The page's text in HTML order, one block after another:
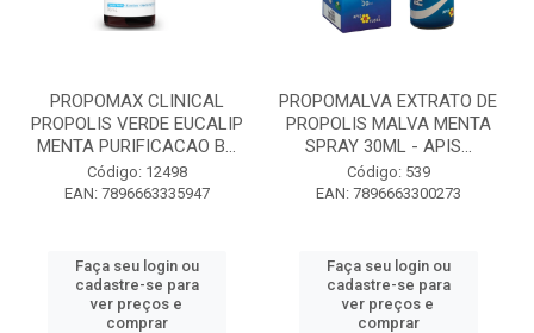
PROPOMAX CLINICAL
PROPOLIS VERDE EUCALIP
MENTA PURIFICACAO B...
Código: 12498
EAN: 7896663335947
Faça seu login ou
cadastre-se para
ver preços e
comprar
PROPOMALVA EXTRATO DE
PROPOLIS MALVA MENTA
SPRAY 30ML - APIS...
Código: 539
EAN: 7896663300273
Faça seu login ou
cadastre-se para
ver preços e
comprar